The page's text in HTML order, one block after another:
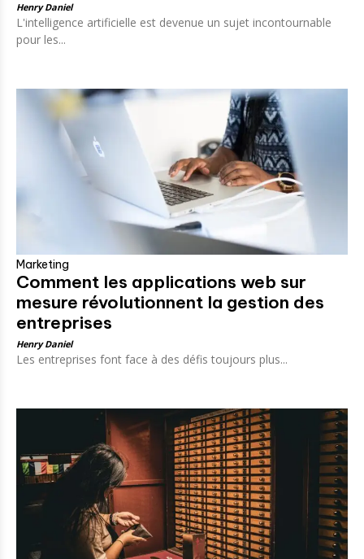
Henry Daniel
L'intelligence artificielle est devenue un sujet incontournable
pour les...
Marketing
Comment les applications web sur
mesure révolutionnent la gestion des
entreprises
Henry Daniel
Les entreprises font face à des défis toujours plus...